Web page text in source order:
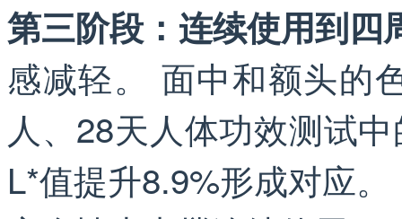
第三阶段：连续使用到四
感减轻。 面中和额头的
人、28天人体功效测试
L*值提升8.9%形成对应。